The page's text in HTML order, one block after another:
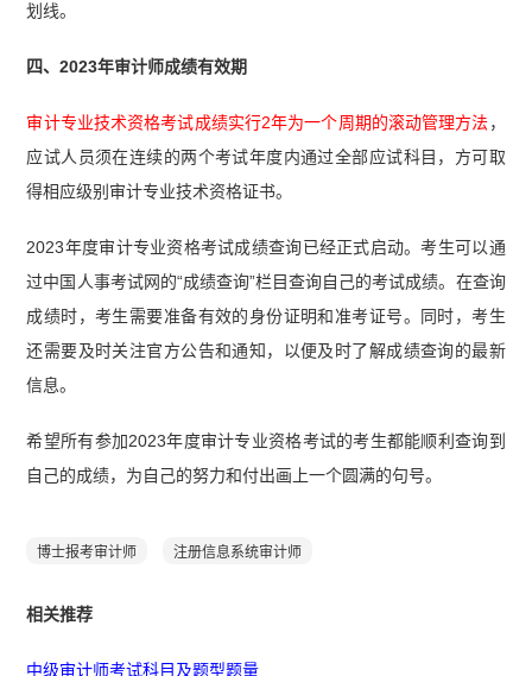
划线。
四、2023年审计师成绩有效期
审计专业技术资格考试成绩实行2年为一个周期的滚动管理方法，
应试人员须在连续的两个考试年度内通过全部应试科目，方可取
得相应级别审计专业技术资格证书。
2023年度审计专业资格考试成绩查询已经正式启动。考生可以通
过中国人事考试网的“成绩查询”栏目查询自己的考试成绩。在查询
成绩时，考生需要准备有效的身份证明和准考证号。同时，考生
还需要及时关注官方公告和通知，以便及时了解成绩查询的最新
信息。
希望所有参加2023年度审计专业资格考试的考生都能顺利查询到
自己的成绩，为自己的努力和付出画上一个圆满的句号。
博士报考审计师 注册信息系统审计师
相关推荐
中级审计师考试科目及题型题量